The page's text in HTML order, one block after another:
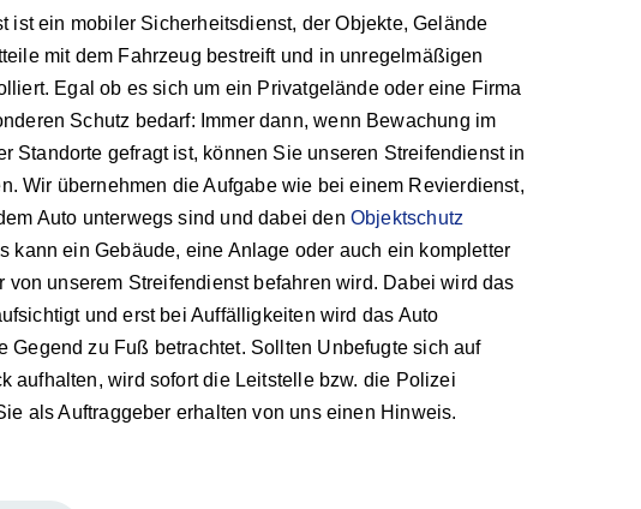
ist ein mobiler Sicherheitsdienst, der Objekte, Gelände
mit dem Fahrzeug bestreift und in unregelmäßigen
Egal ob es sich um ein Privatgelände oder eine Firma
Schutz bedarf: Immer dann, wenn Bewachung im
Standorte gefragt ist, können Sie unseren Streifendienst in
Wir übernehmen die Aufgabe wie bei einem Revierdienst,
Auto unterwegs sind und dabei den Objektschutz
kann ein Gebäude, eine Anlage oder auch ein kompletter
von unserem Streifendienst befahren wird. Dabei wird das
und erst bei Auffälligkeiten wird das Auto
Gegend zu Fuß betrachtet. Sollten Unbefugte sich auf
aufhalten, wird sofort die Leitstelle bzw. die Polizei
als Auftraggeber erhalten von uns einen Hinweis.